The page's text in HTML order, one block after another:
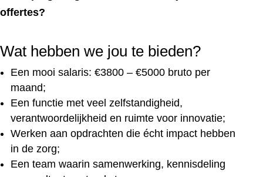
offertes?
Wat hebben we jou te bieden?
Een mooi salaris: €3800 – €5000 bruto per
maand;
Een functie met veel zelfstandigheid,
verantwoordelijkheid en ruimte voor innovatie;
Werken aan opdrachten die écht impact hebben
in de zorg;
Een team waarin samenwerking, kennisdeling